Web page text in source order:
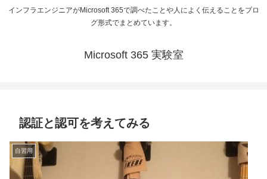
インフラエンジニアがMicrosoft 365で調べたことや人によく伝えることをブロ
グ形式でまとめています。
Microsoft 365 実験室
認証と認可を考えてみる
自習用